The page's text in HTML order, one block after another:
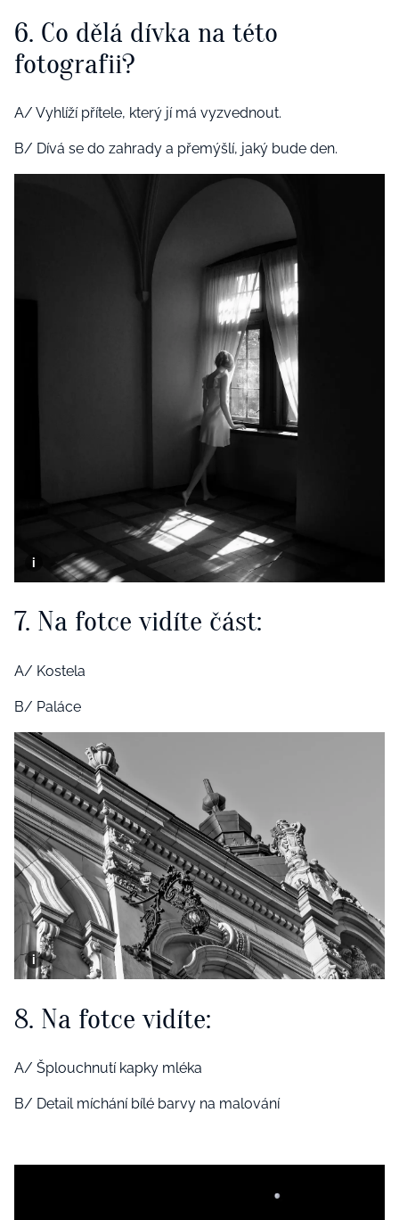
6. Co dělá dívka na této
fotografii?
A/ Vyhlíží přítele, který jí má vyzvednout.
B/ Dívá se do zahrady a přemýšlí, jaký bude den.
7. Na fotce vidíte část:
A/ Kostela
B/ Paláce
8. Na fotce vidíte:
A/ Šplouchnutí kapky mléka
B/ Detail míchání bílé barvy na malování